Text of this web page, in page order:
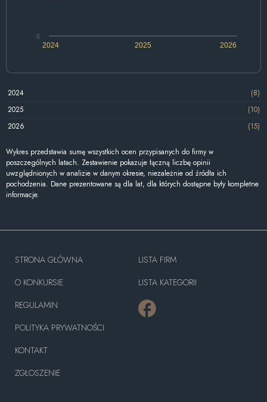
2024 2025 2026
6
2024
(8)
2025
(10)
2026
(15)
Wykres przedstawia sumę wszystkich ocen przypisanych do firmy w
poszczególnych latach. Zestawienie pokazuje łączną liczbę opinii
uwzględnionych w analizie w danym okresie, niezależnie od źródła ich
pochodzenia. Dane prezentowane są dla lat, dla których dostępne były kompletne
informacje.
STRONA GŁÓWNA
O KONKURSIE
REGULAMIN
POLITYKA PRYWATNOŚCI
KONTAKT
ZGŁOSZENIE
LISTA FIRM
LISTA KATEGORII